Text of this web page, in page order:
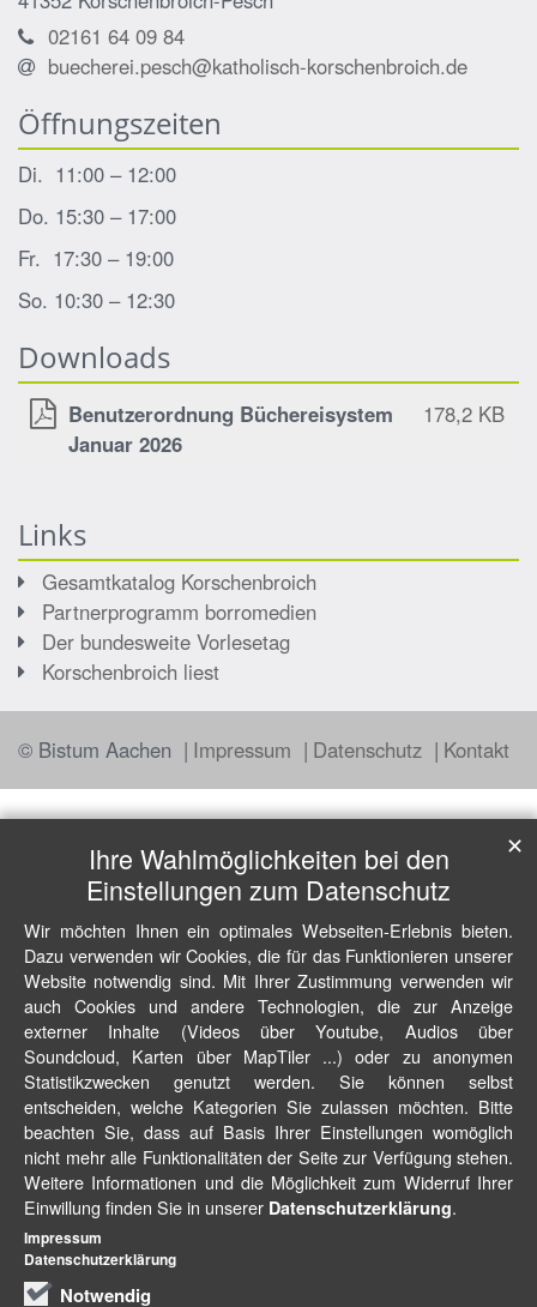
02161 64 09 84
buecherei.pesch@katholisch-korschenbroich.de
Öffnungszeiten
Di. 11:00 – 12:00
Do. 15:30 – 17:00
Fr. 17:30 – 19:00
So. 10:30 – 12:30
Downloads
Benutzerordnung Büchereisystem
Januar 2026
178,2 KB
Links
Gesamtkatalog Korschenbroich
Partnerprogramm borromedien
Der bundesweite Vorlesetag
Korschenbroich liest
© Bistum Aachen Impressum Datenschutz Kontakt
Ihre Wahlmöglichkeiten bei den
Einstellungen zum Datenschutz
Wir möchten Ihnen ein optimales Webseiten-Erlebnis bieten.
Dazu verwenden wir Cookies, die für das Funktionieren unserer
Website notwendig sind. Mit Ihrer Zustimmung verwenden wir
auch Cookies und andere Technologien, die zur Anzeige
externer Inhalte (Videos über Youtube, Audios über
Soundcloud, Karten über MapTiler ...) oder zu anonymen
Statistikzwecken genutzt werden. Sie können selbst
entscheiden, welche Kategorien Sie zulassen möchten. Bitte
beachten Sie, dass auf Basis Ihrer Einstellungen womöglich
nicht mehr alle Funktionalitäten der Seite zur Verfügung stehen.
Weitere Informationen und die Möglichkeit zum Widerruf Ihrer
Einwillung finden Sie in unserer Datenschutzerklärung.
Notwendig
✕
Impressum
Datenschutzerklärung